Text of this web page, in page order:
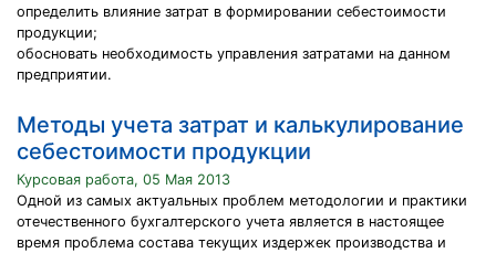
определить влияние затрат в формировании себестоимости
продукции;
обосновать необходимость управления затратами на данном
предприятии.
Методы учета затрат и калькулирование
себестоимости продукции
Курсовая работа, 05 Мая 2013
Одной из самых актуальных проблем методологии и практики
отечественного бухгалтерского учета является в настоящее
время проблема состава текущих издержек производства и